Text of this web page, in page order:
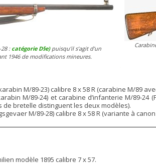
: catégorie D§e)puisqu’il s’agit d’un
1946 de modifications mineures.
M/89-23) calibre 8 x 58 R (carabine M/89
M/89-24) et carabine d’infanterie M/89-
bretelle distinguent les deux modèles).
M/89-28) calibre 8 x 58 R (variante à
modèle 1895 calibre 7 x 57.